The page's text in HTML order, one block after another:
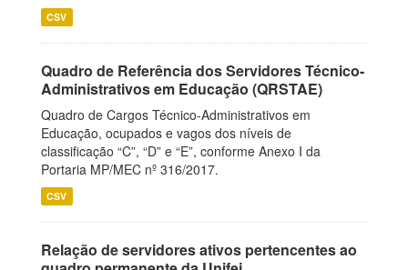
CSV
Quadro de Referência dos Servidores Técnico-
Administrativos em Educação (QRSTAE)
Quadro de Cargos Técnico-Administrativos em
Educação, ocupados e vagos dos níveis de
classificação “C”, “D” e “E”, conforme Anexo I da
Portaria MP/MEC nº 316/2017.
CSV
Relação de servidores ativos pertencentes ao